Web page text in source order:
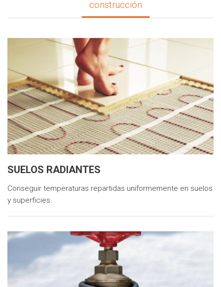
construcción
SUELOS RADIANTES
Conseguir temperaturas repartidas uniformemente en suelos
y superficies.